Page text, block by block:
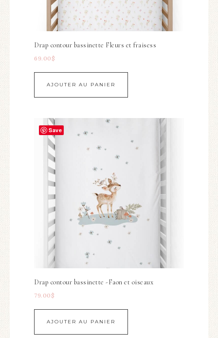
Drap contour bassinette Fleurs et fraisess
69.00 $
AJOUTER AU PANIER
Save
Drap contour bassinette -Faon et oiseaux
79.00 $
AJOUTER AU PANIER